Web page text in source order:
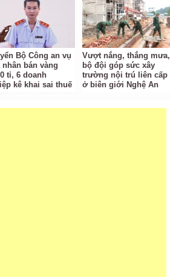
Bộ Công an vụ
nhân bán vàng
tỉ, 6 doanh
kê khai sai thuế
Vượt nắng, thắng mưa,
bộ đội góp sức xây
trường nội trú liên cấp
ở biên giới Nghệ An